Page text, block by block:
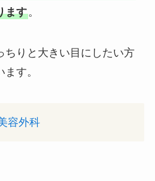
ます。
ちりと大きい目にしたい方
す。
容外科